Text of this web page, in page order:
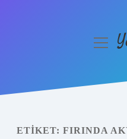
Yasal Uyarı
ETIKET: FIRINDA